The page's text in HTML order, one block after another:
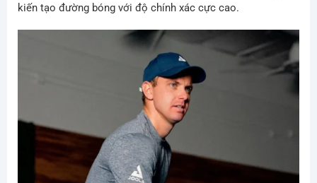
kiến tạo đường bóng với độ chính xác cực cao.